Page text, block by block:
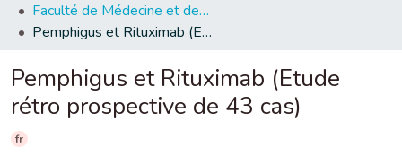
Faculté de Médecine et de Pharmacie - Rabat
Pemphigus et Rituximab (Etude rétro prospective de 43 cas)
Pemphigus et Rituximab (Etude
rétro prospective de 43 cas)
fr